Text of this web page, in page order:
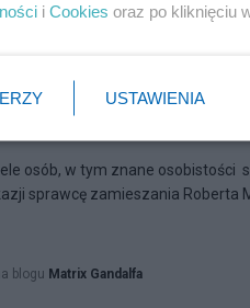
rzuci
osób, w tym znane osobistości
sprawcę zamieszania Roberta
blogu Matrix Gandalfa
i Cookies oraz po kliknięciu
USTAWIENIA